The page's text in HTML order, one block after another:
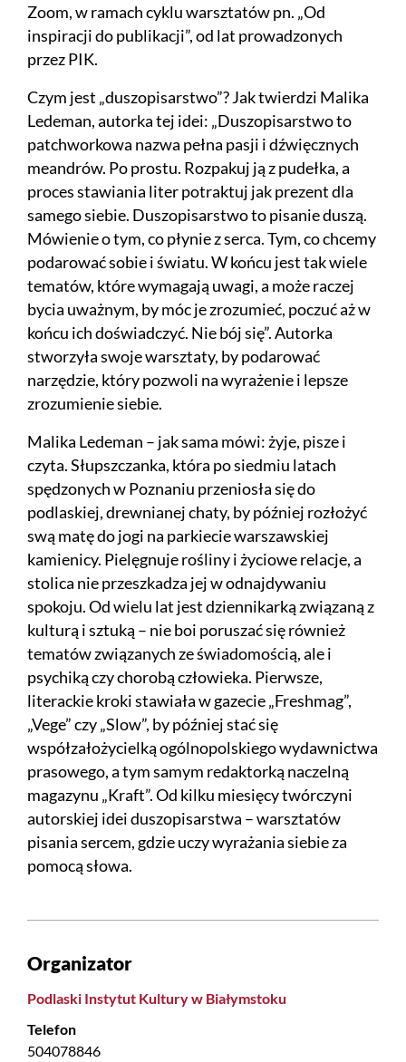
Zoom, w ramach cyklu warsztatów pn. „Od
inspiracji do publikacji”, od lat prowadzonych
przez PIK.
Czym jest „duszopisarstwo”? Jak twierdzi Malika
Ledeman, autorka tej idei: „Duszopisarstwo to
patchworkowa nazwa pełna pasji i dźwięcznych
meandrów. Po prostu. Rozpakuj ją z pudełka, a
proces stawiania liter potraktuj jak prezent dla
samego siebie. Duszopisarstwo to pisanie duszą.
Mówienie o tym, co płynie z serca. Tym, co chcemy
podarować sobie i światu. W końcu jest tak wiele
tematów, które wymagają uwagi, a może raczej
bycia uważnym, by móc je zrozumieć, poczuć aż w
końcu ich doświadczyć. Nie bój się”. Autorka
stworzyła swoje warsztaty, by podarować
narzędzie, który pozwoli na wyrażenie i lepsze
zrozumienie siebie.
Malika Ledeman – jak sama mówi: żyje, pisze i
czyta. Słupszczanka, która po siedmiu latach
spędzonych w Poznaniu przeniosła się do
podlaskiej, drewnianej chaty, by później rozłożyć
swą matę do jogi na parkiecie warszawskiej
kamienicy. Pielęgnuje rośliny i życiowe relacje, a
stolica nie przeszkadza jej w odnajdywaniu
spokoju. Od wielu lat jest dziennikarką związaną z
kulturą i sztuką – nie boi poruszać się również
tematów związanych ze świadomością, ale i
psychiką czy chorobą człowieka. Pierwsze,
literackie kroki stawiała w gazecie „Freshmag”,
„Vege” czy „Slow”, by później stać się
współzałożycielką ogólnopolskiego wydawnictwa
prasowego, a tym samym redaktorką naczelną
magazynu „Kraft”. Od kilku miesięcy twórczyni
autorskiej idei duszopisarstwa – warsztatów
pisania sercem, gdzie uczy wyrażania siebie za
pomocą słowa.
Organizator
Podlaski Instytut Kultury w Białymstoku
Telefon
504078846